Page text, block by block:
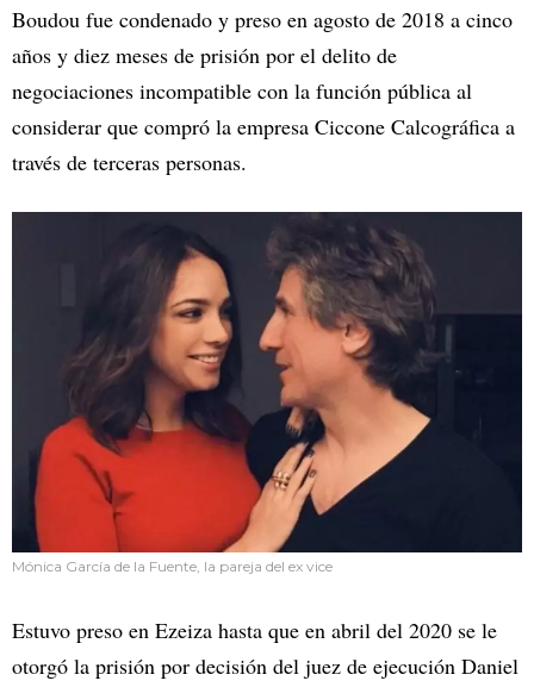
Boudou fue condenado y preso en agosto de 2018 a cinco
años y diez meses de prisión por el delito de
negociaciones incompatible con la función pública al
considerar que compró la empresa Ciccone Calcográfica a
través de terceras personas.
Mónica García de la Fuente, la pareja del ex vice
Estuvo preso en Ezeiza hasta que en abril del 2020 se le
otorgó la prisión por decisión del juez de ejecución Daniel